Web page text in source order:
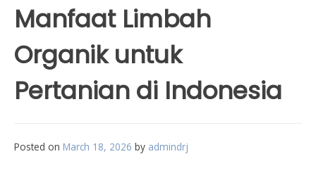
Manfaat Limbah
Organik untuk
Pertanian di Indonesia
Posted on March 18, 2026 by admindrj